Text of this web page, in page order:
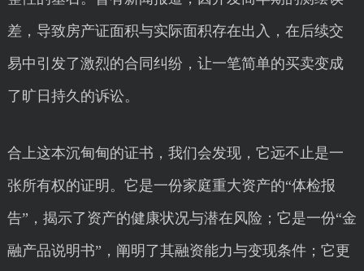
差，导致房产证面积与实际面积存在出入，在后续交
易中引发了激烈的合同纠纷，让一笔简单的买卖变成
了旷日持久的诉讼。
合上这本沉甸甸的证书，我们会发现，它远不止是一
张所有权的证明。它是一份家庭重大资产的“体检报
告”，揭示了资产的健康状况与潜在风险；它是一份“金
融产品说明书”，阐明了其融资能力与变现条件；它更